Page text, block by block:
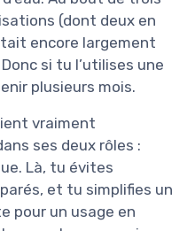
(dont deux en
encore largement
si tu l’utilises une
plusieurs mois.
vraiment
ses deux rôles :
Là, tu évites
et tu simplifies un
pour un usage en